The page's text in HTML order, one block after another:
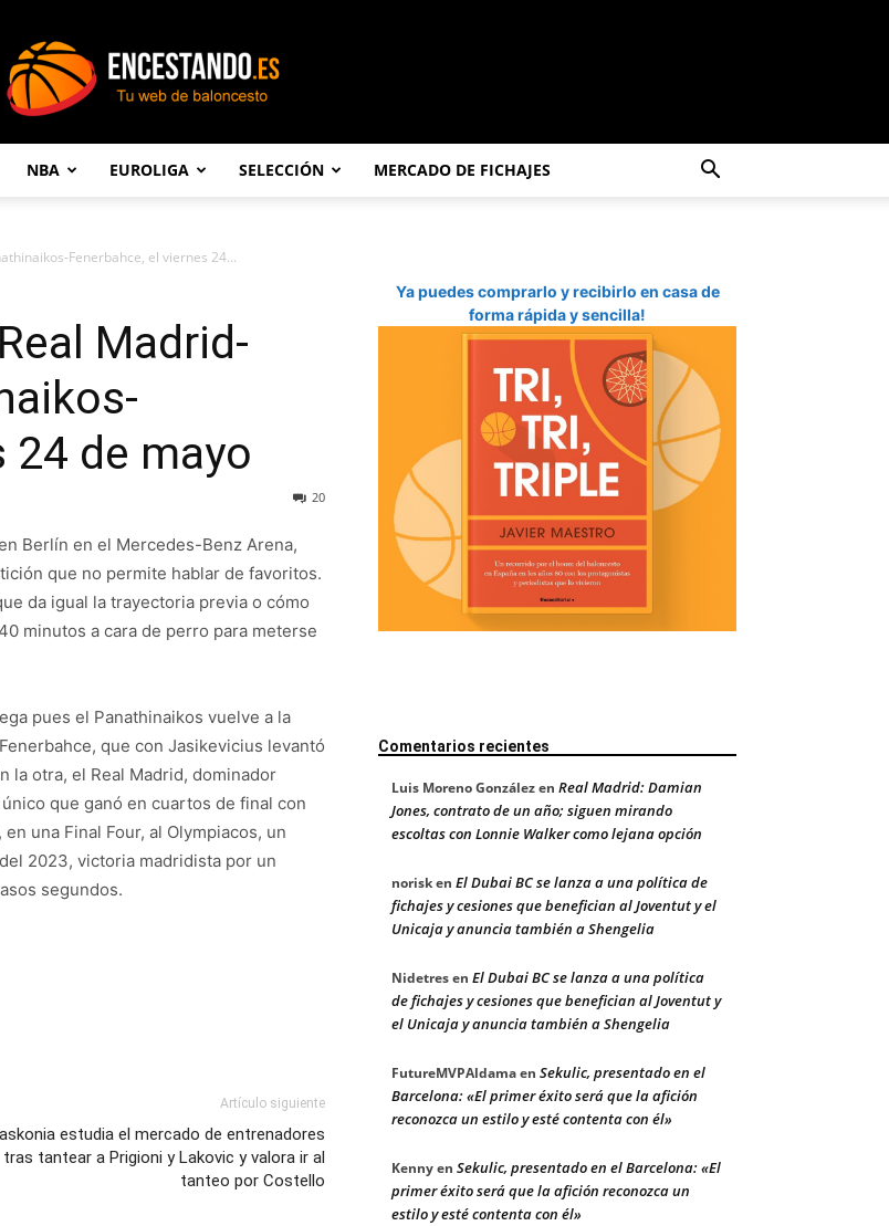
NBA EUROLIGA SELECCIÓN MERCADO DE FICHAJES
Fenerbahce, el viernes 24...
Madrid-
24 de mayo
20
Berlín en el Mercedes-Benz Arena,
que no permite hablar de favoritos.
da igual la trayectoria previa o cómo
minutos a cara de perro para meterse
pues el Panathinaikos vuelve a la
que con Jasikevicius levantó
la otra, el Real Madrid, dominador
que ganó en cuartos de final con
una Final Four, al Olympiacos, un
2023, victoria madridista por un
segundos.
Artículo siguiente
estudia el mercado de entrenadores
tras tantear a Prigioni y Lakovic y valora ir al
tanteo por Costello
Ya puedes comprarlo y recibirlo en casa de
forma rápida y sencilla!
Comentarios recientes
Luis Moreno Gonzálezen Real Madrid: Damian
Jones, contrato de un año; siguen mirando
escoltas con Lonnie Walker como lejana opción
norisken El Dubai BC se lanza a una política de
fichajes y cesiones que benefician al Joventut y el
Unicaja y anuncia también a Shengelia
Nidetresen El Dubai BC se lanza a una política
de fichajes y cesiones que benefician al Joventut y
el Unicaja y anuncia también a Shengelia
FutureMVPAldamaen Sekulic, presentado en el
Barcelona: «El primer éxito será que la afición
reconozca un estilo y esté contenta con él»
Kennyen Sekulic, presentado en el Barcelona: «El
primer éxito será que la afición reconozca un
estilo y esté contenta con él»